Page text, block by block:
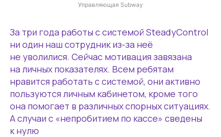
Управляющая Subway
За три года работы с системой SteadyControl
ни один наш сотрудник из-за неё
не уволилися. Сейчас мотивация завязана
на личных показателях. Всем ребятам
нравится работать с системой, они активно
пользуются личным кабинетом, кроме того
она помогает в различных спорных ситуациях.
А случаи с «непробитием по кассе» сведены
к нулю